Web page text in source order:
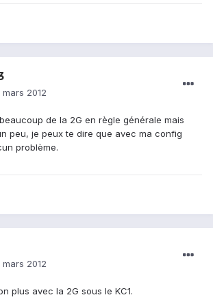
mars 2012
de la 2G en règle générale mais
peu, je peux te dire que avec ma config
problème.
mars 2012
plus avec la 2G sous le KC1.